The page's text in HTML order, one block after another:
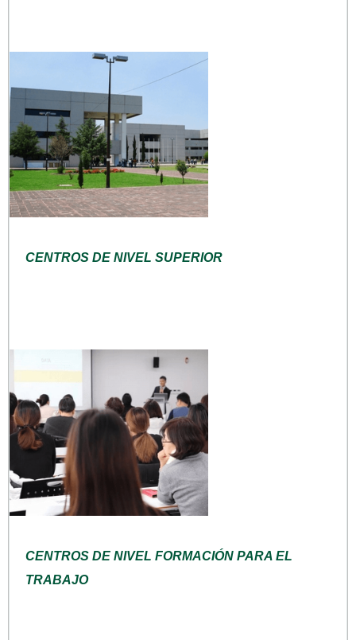
CENTROS DE NIVEL SUPERIOR
CENTROS DE NIVEL FORMACIÓN PARA EL
TRABAJO